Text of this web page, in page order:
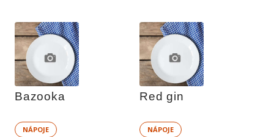
Bazooka
NÁPOJE
Red gin
NÁPOJE